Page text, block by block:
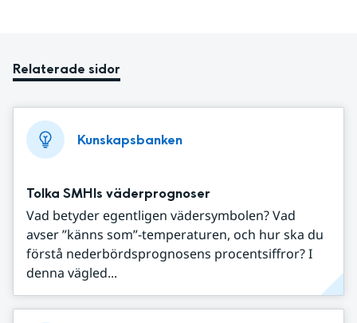
Relaterade sidor
Kunskapsbanken
Tolka SMHIs väderprognoser
Vad betyder egentligen vädersymbolen? Vad
avser ”känns som”-temperaturen, och hur ska du
förstå nederbördsprognosens procentsiffror? I
denna vägled...